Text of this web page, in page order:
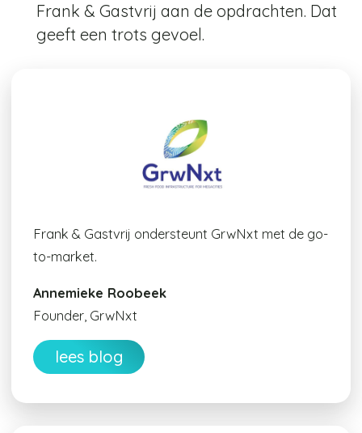
Frank & Gastvrij aan de opdrachten. Dat
geeft een trots gevoel.
Frank & Gastvrij ondersteunt GrwNxt met de go-
to-market.
Annemieke Roobeek
Founder, GrwNxt
lees blog